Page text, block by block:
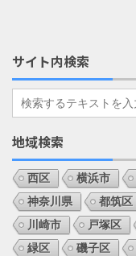
サイト内検索
地域検索
西区 横浜市
神奈川県
都筑区
川崎市
戸塚区
緑区
磯子区